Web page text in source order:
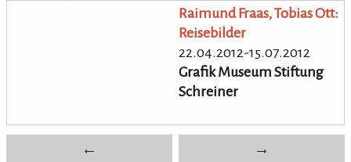
Raimund Fraas, Tobias Ott:
Reisebilder
22.04.2012-15.07.2012
Grafik Museum Stiftung
Schreiner
← →